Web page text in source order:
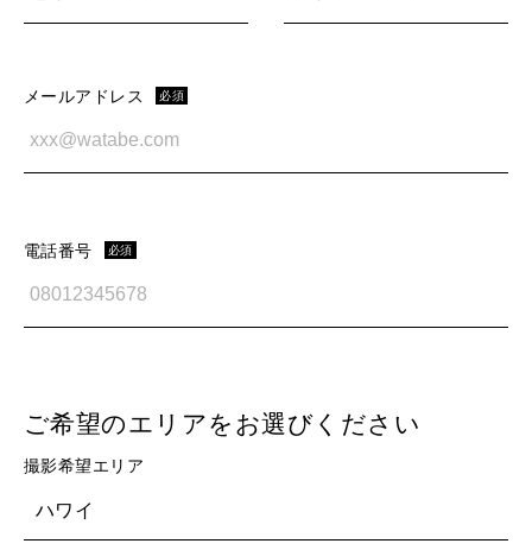
メールアドレス 必須
電話番号 必須
ご希望のエリアをお選びください
撮影希望エリア
ハワイ